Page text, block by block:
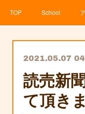
TOP School
2021.05.07
読売新
て頂き